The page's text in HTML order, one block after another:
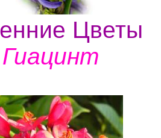
Цветы
Гиацинт